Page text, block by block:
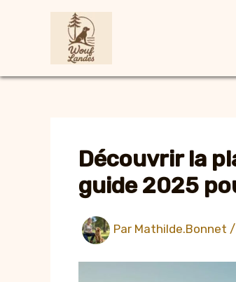
Aller
Découvrir la
guide 2025
Par Mathilde.Bonnet /